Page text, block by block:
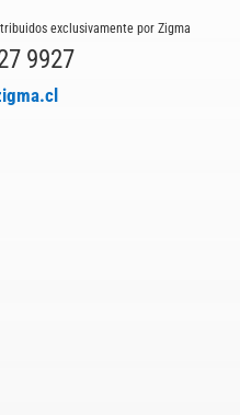
exclusivamente por Zigma
9927